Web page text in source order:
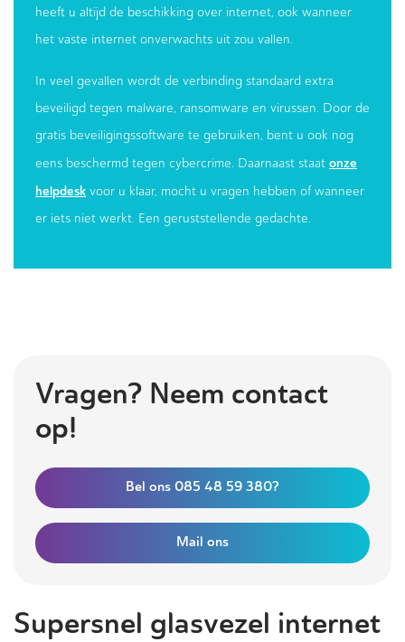
heeft u altijd de beschikking over internet, ook wanneer
het vaste internet onverwachts uit zou vallen.
In veel gevallen wordt de verbinding standaard extra
beveiligd tegen malware, ransomware en virussen. Door de
gratis beveiligingssoftware te gebruiken, bent u ook nog
eens beschermd tegen cybercrime. Daarnaast staat onze
helpdesk voor u klaar, mocht u vragen hebben of wanneer
er iets niet werkt. Een geruststellende gedachte.
Vragen? Neem contact
op!
Bel ons 085 48 59 380?
Mail ons
Supersnel glasvezel internet